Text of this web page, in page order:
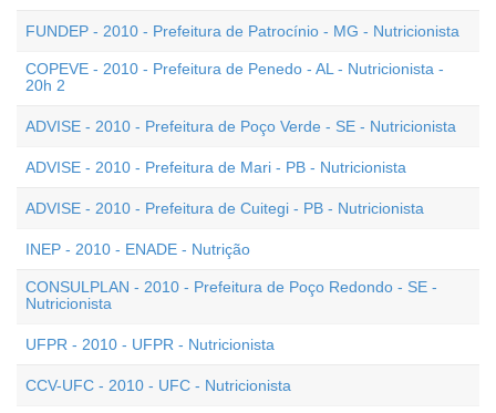
FUNDEP - 2010 - Prefeitura de Patrocínio - MG - Nutricionista
COPEVE - 2010 - Prefeitura de Penedo - AL - Nutricionista -
20h 2
ADVISE - 2010 - Prefeitura de Poço Verde - SE - Nutricionista
ADVISE - 2010 - Prefeitura de Mari - PB - Nutricionista
ADVISE - 2010 - Prefeitura de Cuitegi - PB - Nutricionista
INEP - 2010 - ENADE - Nutrição
CONSULPLAN - 2010 - Prefeitura de Poço Redondo - SE -
Nutricionista
UFPR - 2010 - UFPR - Nutricionista
CCV-UFC - 2010 - UFC - Nutricionista